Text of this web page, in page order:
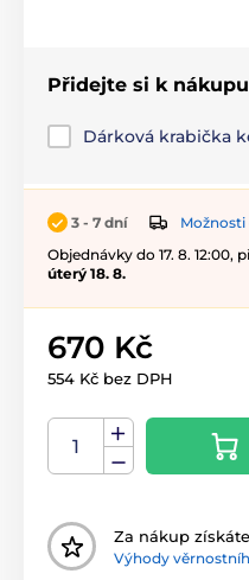
Přidejte si k nákupu
Dárková krabička
3 - 7 dní
Možnosti
Objednávky do 17. 8. 12:00,
úterý 18. 8.
670 Kč
554 Kč bez DPH
Za nákup získáte
Výhody